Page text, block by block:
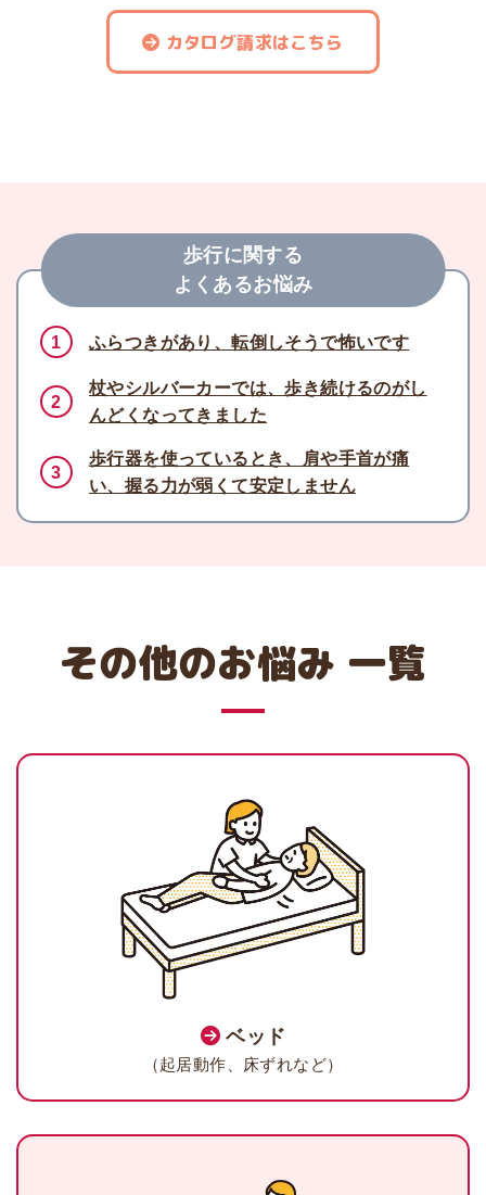
カタログ請求はこちら
歩行に関する
よくあるお悩み
1 ふらつきがあり、転倒しそうで怖いです
2
杖やシルバーカーでは、歩き続けるのがし
んどくなってきました
3
歩行器を使っているとき、肩や手首が痛
い、握る力が弱くて安定しません
その他のお悩み 一覧
ベッド
（起居動作、床ずれなど）